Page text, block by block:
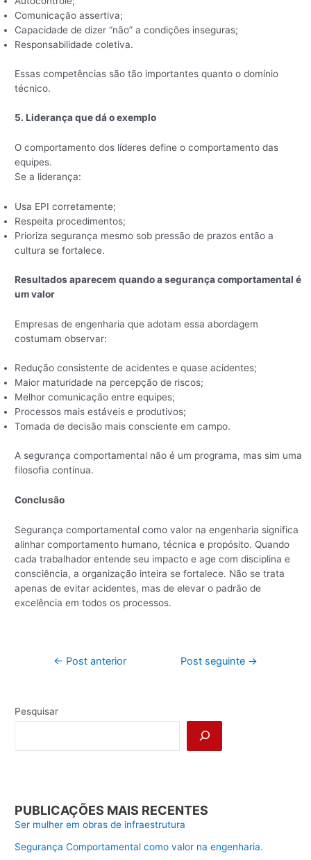
Comunicação assertiva;
Capacidade de dizer “não” a condições inseguras;
Responsabilidade coletiva.
Essas competências são tão importantes quanto o domínio
técnico.
5. Liderança que dá o exemplo
O comportamento dos líderes define o comportamento das
equipes.
Se a liderança:
Usa EPI corretamente;
Respeita procedimentos;
Prioriza segurança mesmo sob pressão de prazos então a
cultura se fortalece.
Resultados aparecem quando a segurança comportamental é
um valor
Empresas de engenharia que adotam essa abordagem
costumam observar:
Redução consistente de acidentes e quase acidentes;
Maior maturidade na percepção de riscos;
Melhor comunicação entre equipes;
Processos mais estáveis e produtivos;
Tomada de decisão mais consciente em campo.
A segurança comportamental não é um programa, mas sim uma
filosofia contínua.
Conclusão
Segurança comportamental como valor na engenharia significa
alinhar comportamento humano, técnica e propósito. Quando
cada trabalhador entende seu impacto e age com disciplina e
consciência, a organização inteira se fortalece. Não se trata
apenas de evitar acidentes, mas de elevar o padrão de
excelência em todos os processos.
← Post anterior Post seguinte →
Pesquisar
PUBLICAÇÕES MAIS RECENTES
Ser mulher em obras de infraestrutura
Segurança Comportamental como valor na engenharia.